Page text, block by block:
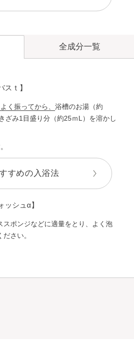
スｔ】
く振ってから、浴槽のお湯（約
ざみ1目盛り分（約25ｍL）を溶かし
すめの入浴法
ッシュα】
スポンジなどに適量をとり、よく泡
さい。
全成分一覧